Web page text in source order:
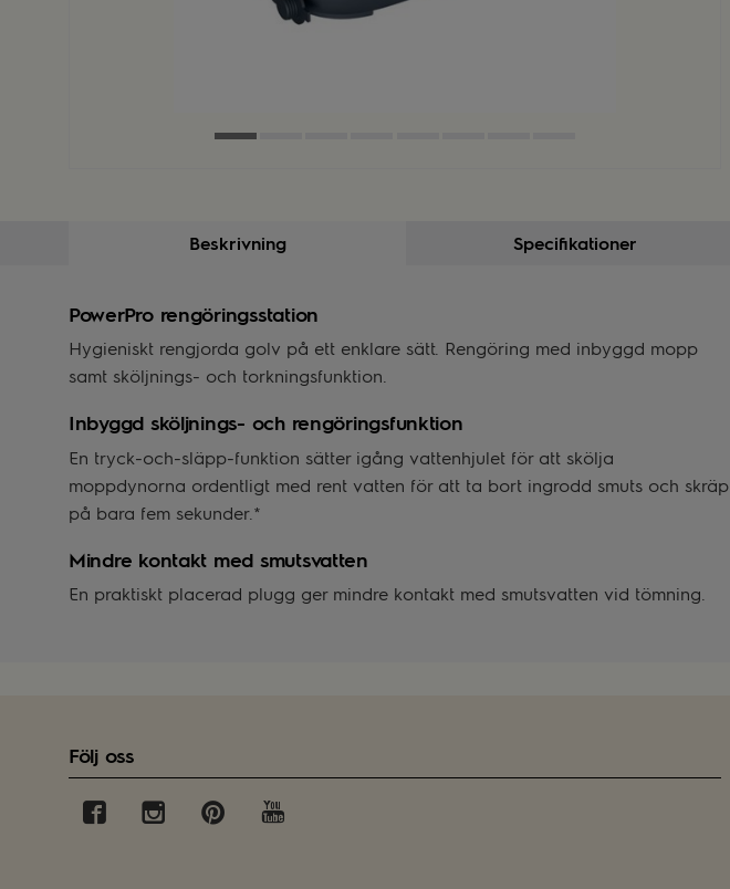
Beskrivning Specifikationer
PowerPro rengöringsstation
Hygieniskt rengjorda golv på ett enklare sätt. Rengöring med inbyggd mopp
samt sköljnings- och torkningsfunktion.
Inbyggd sköljnings- och rengöringsfunktion
En tryck-och-släpp-funktion sätter igång vattenhjulet för att skölja
moppdynorna ordentligt med rent vatten för att ta bort ingrodd smuts och skräp
på bara fem sekunder.*
Mindre kontakt med smutsvatten
En praktiskt placerad plugg ger mindre kontakt med smutsvatten vid tömning.
Följ oss